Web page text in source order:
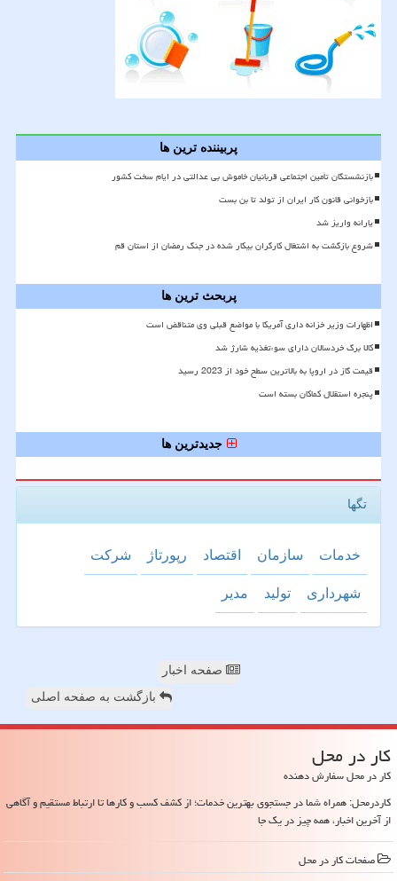
پربیننده ترین ها
بازنشستگان تأمین اجتماعی قربانیان خاموش بی عدالتی در ایام سخت کشور
بازخوانی قانون کار ایران از تولد تا بن بست
یارانه واریز شد
شروع بازگشت به اشتغال کارگران بیکار شده در جنگ رمضان از استان قم
پربحث ترین ها
اظهارات وزیر خزانه داری آمریکا با مواضع قبلی وی متناقض است
کالا برگ خردسالان دارای سوءتغذیه شارژ شد
قیمت گاز در اروپا به بالاترین سطح خود از 2023 رسید
پنجره استقلال کماکان بسته است
جدیدترین ها
تگها
خدمات سازمان اقتصاد رپورتاژ شركت
شهرداری تولید مدیر
صفحه اخبار
بازگشت به صفحه اصلی
كار در محل
کار در محل سفارش دهنده
کاردرمحل: همراه شما در جستجوی بهترین خدمات؛ از کشف کسب و کارها تا ارتباط مستقیم و آگاهی
از آخرین اخبار، همه چیز در یک جا
صفحات كار در محل